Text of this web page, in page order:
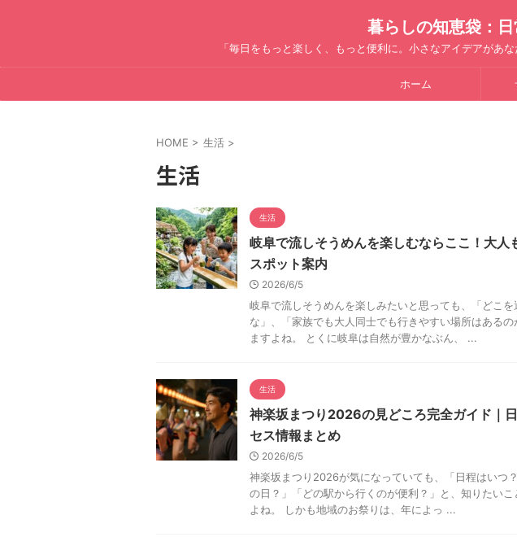
暮らしの知恵袋：
「毎日をもっと楽しく、もっと便利に。小さなアイデアがあ
ホーム
HOME > 生活 >
生活
生活
岐阜で流しそうめんを楽しむならここ！大人
スポット案内
2026/6/5
岐阜で流しそうめんを楽しみたいと思っても、「どこ
な」、「家族でも大人同士でも行きやすい場所はある
ますよね。 とくに岐阜は自然が豊かなぶん、 ...
生活
神楽坂まつり2026の見どころ完全ガイド｜
セス情報まとめ
2026/6/5
神楽坂まつり2026が気になっていても、「日程はいつ
の日？」「どの駅から行くのが便利？」と、知りたい
よね。 しかも地域のお祭りは、年によっ ...